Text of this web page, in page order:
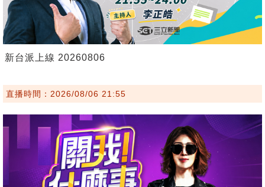
新台派上線 20260806
直播時間：2026/08/06 21:55